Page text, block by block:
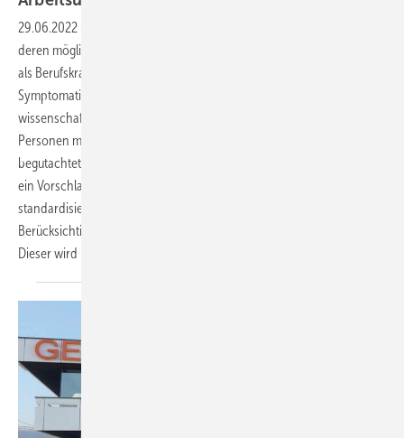
29.06.2022
deren möglichen Folgen können unter bestimmten Voraussetzungen
als Berufskrankheit oder Arbeitsunfall anerkannt werden. Die
Symptomatik und Ätiopathogenese von Post-COVID wird derzeit
wissenschaftlich kontrovers diskutiert. Dennoch müssen bereits heute
Personen mit Post-COVID für die Unfallversicherungsträger
begutachtet werden. Daher wurde vom Autorenteam dieses Beitrags
ein Vorschlag für eine Begutachtungsempfehlung erarbeitet, um eine
standardisierte und damit vereinheitlichte Beurteilung unter
Berücksichtigung des Unfallversicherungsrechts zu ermöglichen.
Dieser wird hier zur Diskussion gestellt. Stephan Ott et